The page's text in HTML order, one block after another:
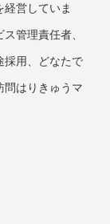
営していま
管理責任者、
採用、どなたで
問はりきゅうマ